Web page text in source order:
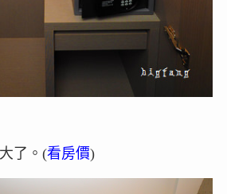
了。(看房價)